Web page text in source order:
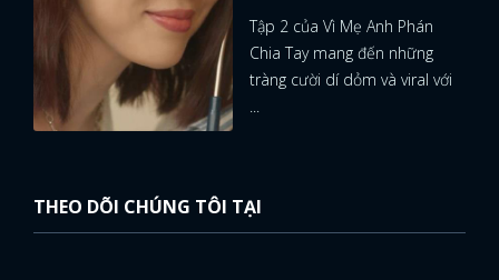
Tập 2 của Vì Mẹ Anh Phán
Chia Tay mang đến những
tràng cười dí dỏm và viral với
...
THEO DÕI CHÚNG TÔI TẠI